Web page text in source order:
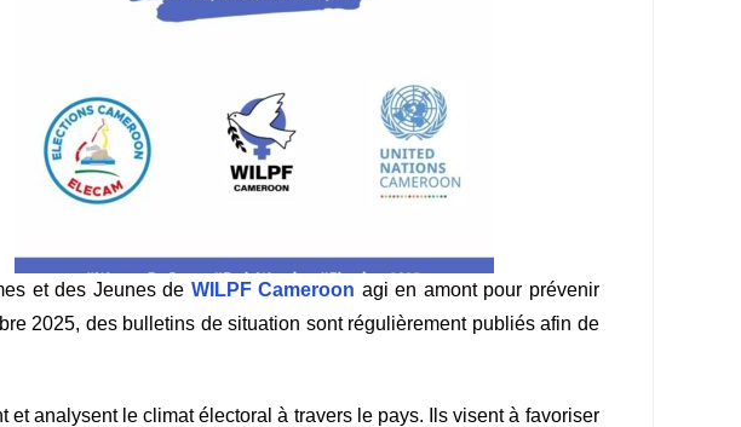
et des Jeunes de WILPF Cameroon agi en amont pour prévenir
2025, des bulletins de situation sont régulièrement publiés afin de
analysent le climat électoral à travers le pays. Ils visent à favoriser